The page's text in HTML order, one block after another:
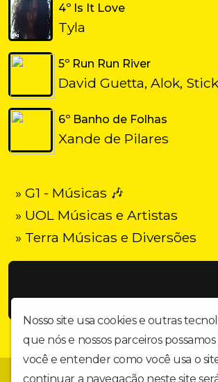
4º Is It Love
Tyla
5º Run Run River
David Guetta, Alok,
6º Banho de Folhas
Xande de Pilares
» G1 - Músicas 🎶
» UOL Músicas e Artistas
» Terra Músicas e Diversões
Nosso site usa cookies e outras
que nós e nossos parceiros
você e entender como você usa o
continuar a navegação neste site
🎧 OMK – O MUNDO TOCA AQUI! 🌍✨ 10